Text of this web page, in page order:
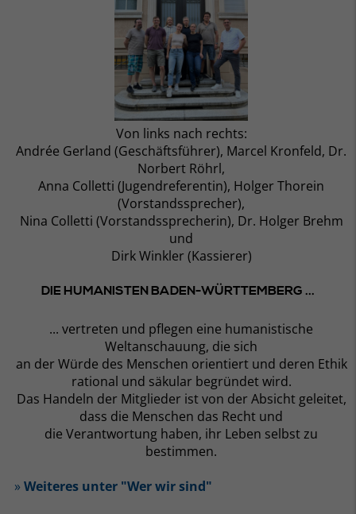
Von links nach rechts:
Andrée Gerland (Geschäftsführer), Marcel Kronfeld, Dr.
Norbert Röhrl,
Anna Colletti (Jugendreferentin), Holger Thorein
(Vorstandssprecher),
Nina Colletti (Vorstandssprecherin), Dr. Holger Brehm
und
Dirk Winkler (Kassierer)
DIE HUMANISTEN BADEN-WÜRTTEMBERG ...
... vertreten und pflegen eine humanistische
Weltanschauung, die sich
an der Würde des Menschen orientiert und deren Ethik
rational und säkular begründet wird.
Das Handeln der Mitglieder ist von der Absicht geleitet,
dass die Menschen das Recht und
die Verantwortung haben, ihr Leben selbst zu
bestimmen.
» Weiteres unter "Wer wir sind"